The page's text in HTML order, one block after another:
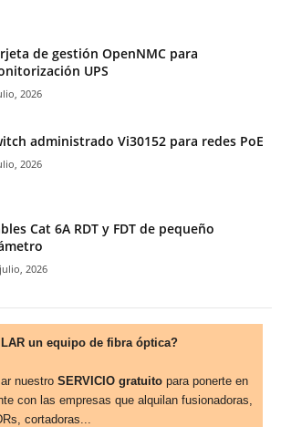
de gestión OpenNMC para
UPS
2026
administrado Vi30152 para redes PoE
2026
Cat 6A RDT y FDT de pequeño
2026
un equipo de fibra óptica?
nuestro SERVICIO gratuito para ponerte en
con las empresas que alquilan fusionadoras,
cortadoras...